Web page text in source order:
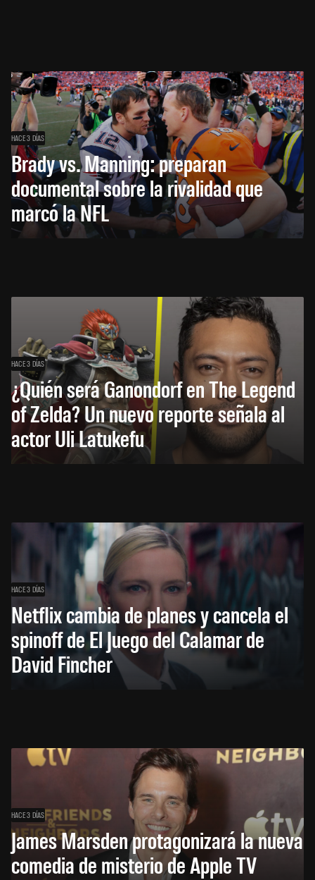
HACE 3 DÍAS
Brady vs. Manning: preparan
documental sobre la rivalidad que
marcó la NFL
HACE 3 DÍAS
¿Quién será Ganondorf en The Legend
of Zelda? Un nuevo reporte señala al
actor Uli Latukefu
HACE 3 DÍAS
Netflix cambia de planes y cancela el
spinoff de El Juego del Calamar de
David Fincher
HACE 3 DÍAS
James Marsden protagonizará la nueva
comedia de misterio de Apple TV